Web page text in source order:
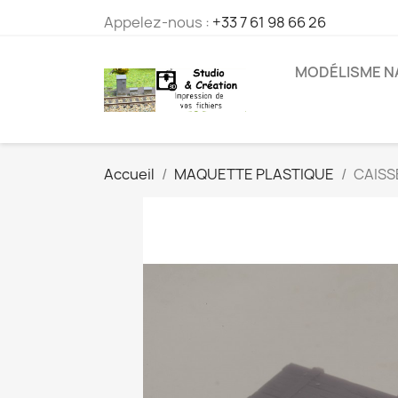
Appelez-nous : +33 7 61 98 66 26
MODÉLISME
Accueil MAQUETTE PLASTIQUE